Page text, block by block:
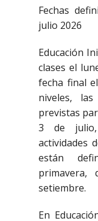
Fechas
julio 2026
Educación
clases el
fecha final
niveles,
previstas
3 de
actividades
están
setiembre.
En